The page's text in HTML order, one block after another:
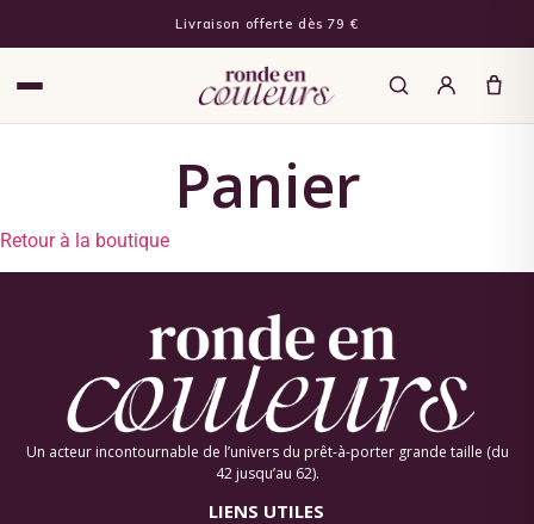
Livraison offerte dès 79 €
Panier
Retour à la boutique
Un acteur incontournable de l’univers du prêt-à-porter grande taille (du
42 jusqu’au 62).
LIENS UTILES